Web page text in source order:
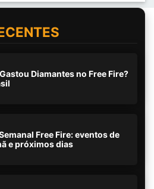
Diamantes no Free Fire?
Free Fire: eventos de
e próximos dias